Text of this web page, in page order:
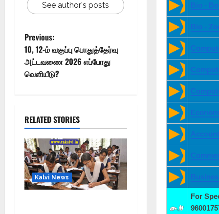
See author's posts
Previous:
10, 12-ம் வகுப்பு பொதுத்தேர்வு
அட்டவணை 2026 எப்போது
வெளியீடு?
RELATED STORIES
Kalvi News
Bio -
Bio -
For